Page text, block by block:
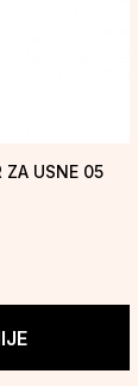
ZA USNE 05